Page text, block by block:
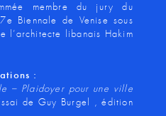
membre du jury du
Biennale de Venise sous
l’architecte libanais Hakim
:
– Plaidoyer pour une ville
de Guy Burgel , édition